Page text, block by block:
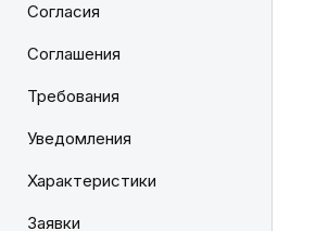
Согласия
Соглашения
Требования
Уведомления
Характеристики
Заявки